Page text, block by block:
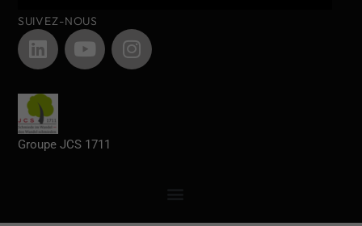
SUIVEZ-NOUS
Groupe JCS 1711